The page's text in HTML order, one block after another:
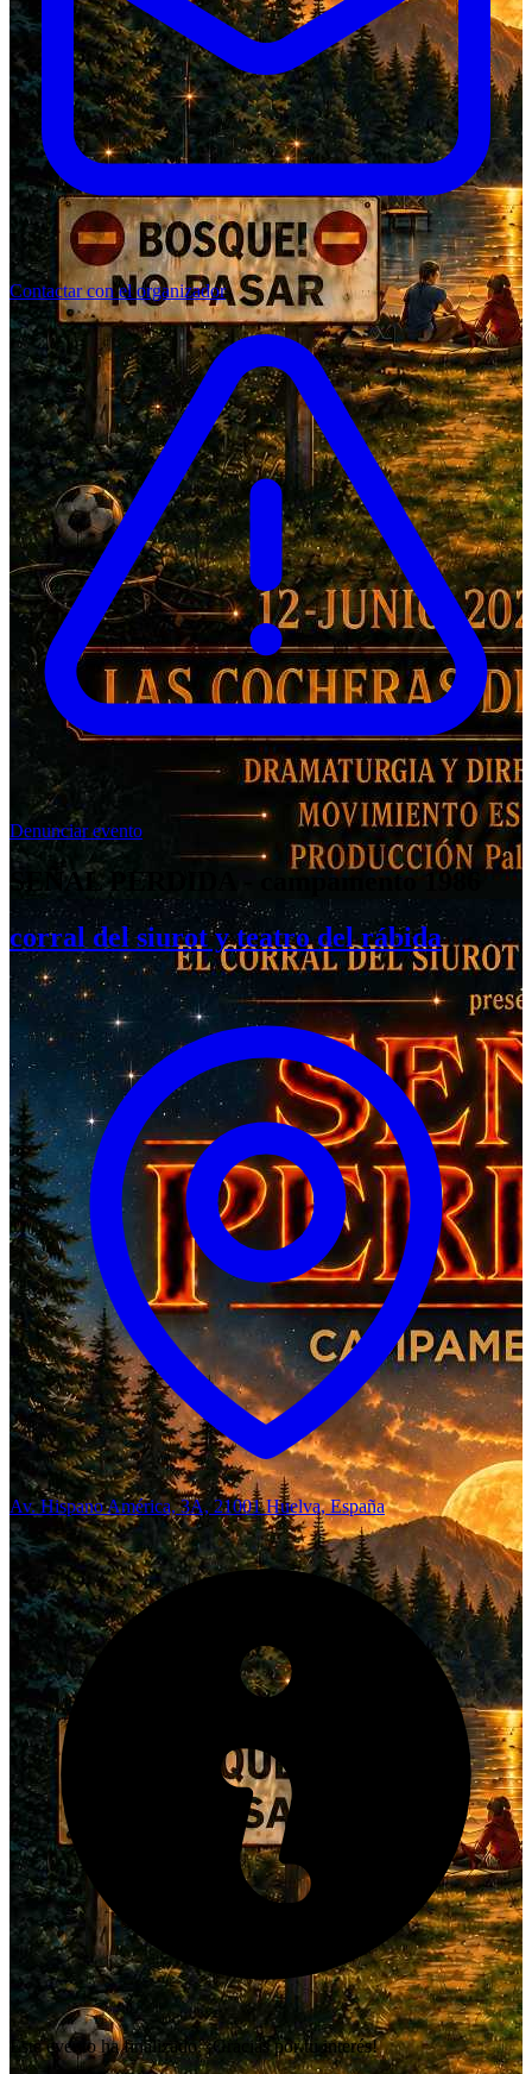
Contactar con el organizador
Denunciar evento
SEÑAL PERDIDA - campamento 1986
corral del siurot y teatro del rábida
Av. Hispano América, 3A, 21001 Huelva, España
Este evento ha finalizado. ¡Gracias por tu interés!